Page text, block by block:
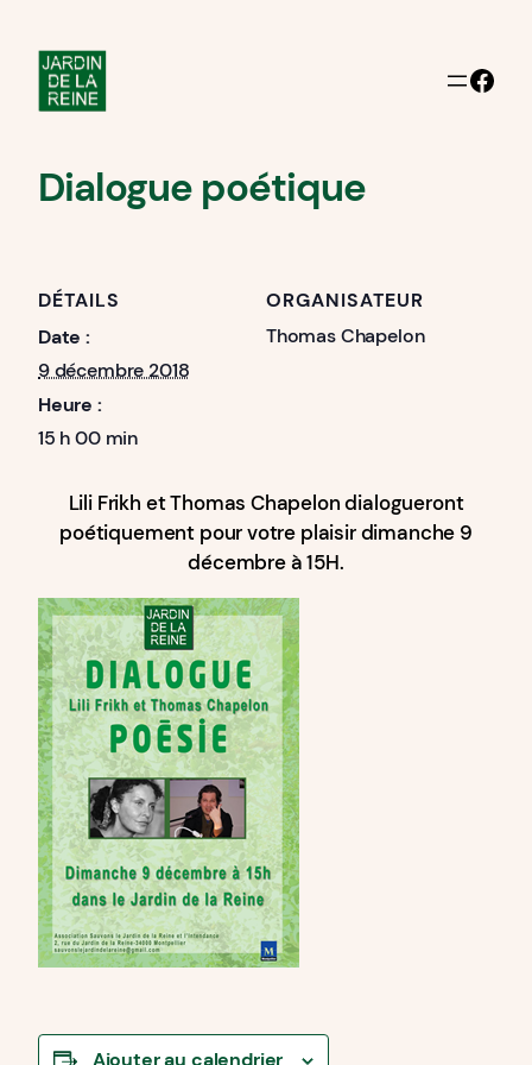
Facebook
Dialogue poétique
DÉTAILS
Date :
9 décembre 2018
Heure :
15 h 00 min
ORGANISATEUR
Thomas Chapelon
Lili Frikh et Thomas Chapelon dialogueront
poétiquement pour votre plaisir dimanche 9
décembre à 15H.
Ajouter au calendrier